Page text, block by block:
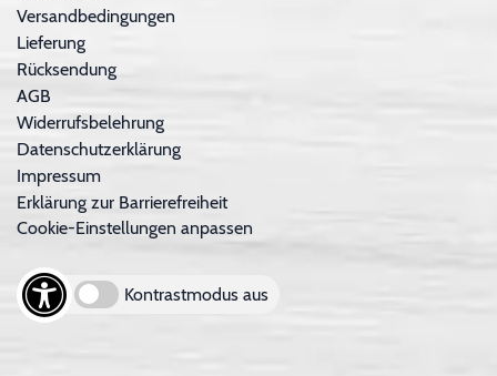
Versandbedingungen
Lieferung
Rücksendung
AGB
Widerrufsbelehrung
Datenschutzerklärung
Impressum
Erklärung zur Barrierefreiheit
Cookie-Einstellungen anpassen
Kontrastmodus aus